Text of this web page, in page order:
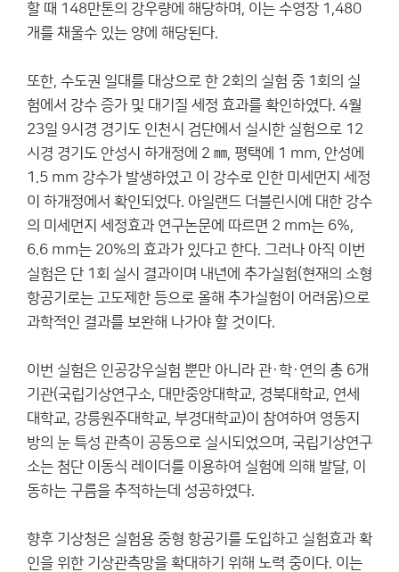
할 때 148만톤의 강우량에 해당하며, 이는 수영장 1,480
개를 채울수 있는 양에 해당된다.
또한, 수도권 일대를 대상으로 한 2회의 실험 중 1회의 실
험에서 강수 증가 및 대기질 세정 효과를 확인하였다. 4월
23일 9시경 경기도 인천시 검단에서 실시한 실험으로 12
시경 경기도 안성시 하개정에 2 ㎜, 평택에 1 mm, 안성에
1.5 mm 강수가 발생하였고 이 강수로 인한 미세먼지 세정
이 하개정에서 확인되었다. 아일랜드 더블린시에 대한 강수
의 미세먼지 세정효과 연구논문에 따르면 2 mm는 6%,
6.6 mm는 20%의 효과가 있다고 한다. 그러나 아직 이번
실험은 단 1회 실시 결과이며 내년에 추가실험(현재의 소형
항공기로는 고도제한 등으로 올해 추가실험이 어려움)으로
과학적인 결과를 보완해 나가야 할 것이다.
이번 실험은 인공강우실험 뿐만 아니라 관·학·연의 총 6개
기관(국립기상연구소, 대만중앙대학교, 경북대학교, 연세
대학교, 강릉원주대학교, 부경대학교)이 참여하여 영동지
방의 눈 특성 관측이 공동으로 실시되었으며, 국립기상연구
소는 첨단 이동식 레이더를 이용하여 실험에 의해 발달, 이
동하는 구름을 추적하는데 성공하였다.
향후 기상청은 실험용 중형 항공기를 도입하고 실험효과 확
인을 위한 기상관측망을 확대하기 위해 노력 중이다. 이는